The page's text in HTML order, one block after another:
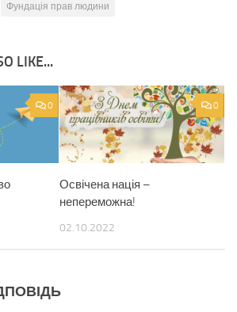
Фундація прав людини
LIKE...
0 0
Освічена нація –
непереможна!
02.10.2022